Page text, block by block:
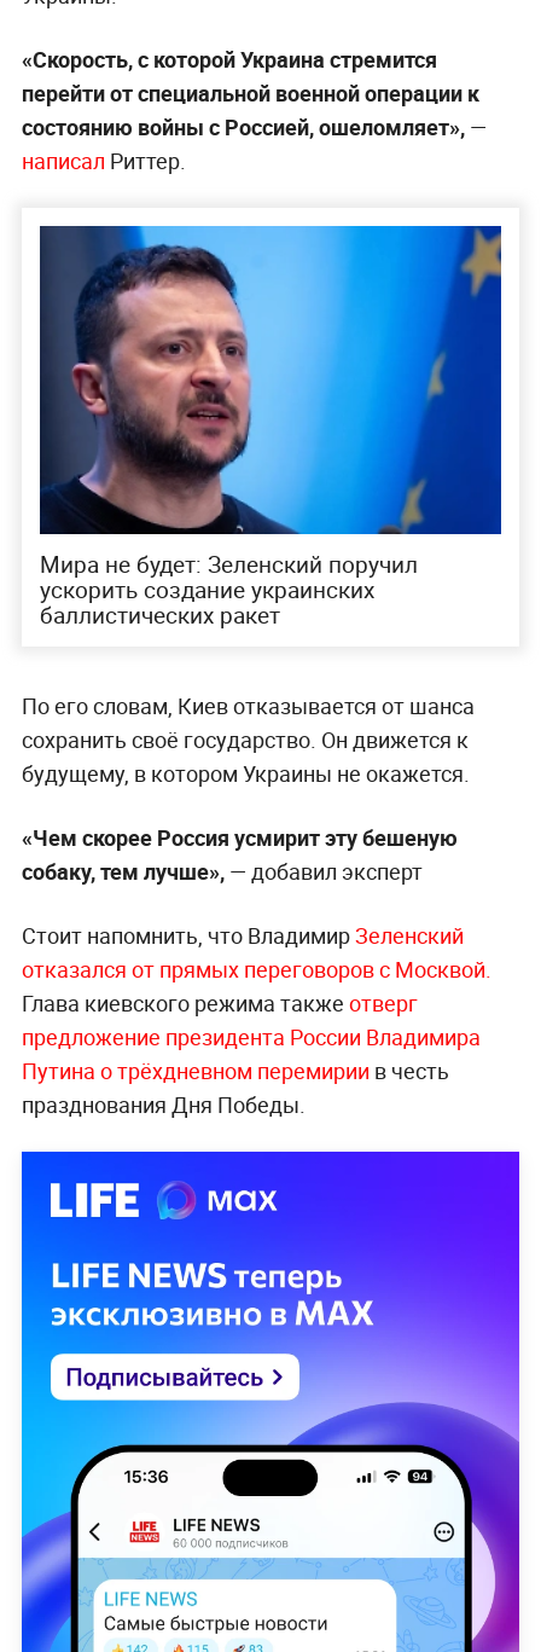
«Скорость, с которой Украина стремится
перейти от специальной военной операции к
состоянию войны с Россией, ошеломляет»,—
написал Риттер.
Мира не будет: Зеленский поручил
ускорить создание украинских
баллистических ракет
По его словам, Киев отказывается от шанса
сохранить своё государство. Он движется к
будущему, в котором Украины не окажется.
«Чем скорее Россия усмирит эту бешеную
собаку, тем лучше»,— добавил эксперт
Стоит напомнить, что ВладимирЗеленский
отказался от прямых переговоров с Москвой.
Глава киевского режима также отверг
предложение президента России Владимира
Путина о трёхдневном перемирии в честь
празднования Дня Победы.